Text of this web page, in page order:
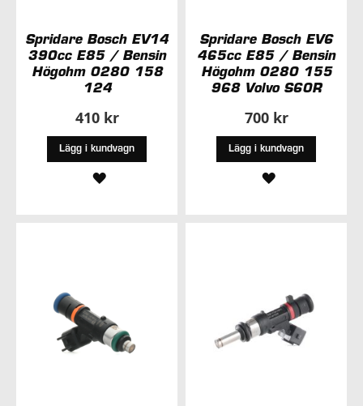
Spridare Bosch EV14
390cc E85 / Bensin
Högohm 0280 158
124
410 kr
Lägg i kundvagn
LÄGG
Spridare Bosch EV6
465cc E85 / Bensin
Högohm 0280 155
968 Volvo S60R
700 kr
Lägg i kundvagn
LÄGG